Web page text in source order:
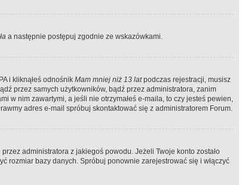
a następnie postępuj zgodnie ze wskazówkami.
i kliknąłeś odnośnik Mam mniej niż 13 latpodczas rejestracji, musisz
przez samych użytkowników, bądź przez administratora, zanim
w nim zawartymi, a jeśli nie otrzymałeś e-maila, to czy jesteś pewien,
adres e-mail spróbuj skontaktować się z administratorem Forum.
administratora z jakiegoś powodu. Jeżeli Twoje konto zostało
rozmiar bazy danych. Spróbuj ponownie zarejestrować się i włączyć